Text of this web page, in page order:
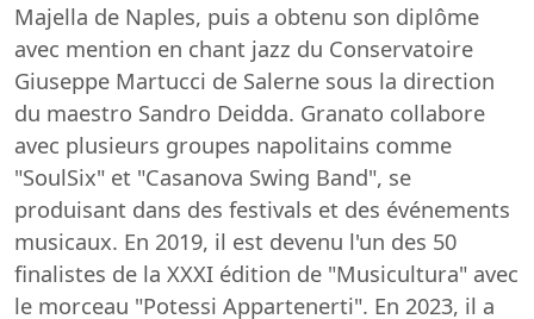
Majella de Naples, puis a obtenu son diplôme
avec mention en chant jazz du Conservatoire
Giuseppe Martucci de Salerne sous la direction
du maestro Sandro Deidda. Granato collabore
avec plusieurs groupes napolitains comme
"SoulSix" et "Casanova Swing Band", se
produisant dans des festivals et des événements
musicaux. En 2019, il est devenu l'un des 50
finalistes de la XXXI édition de "Musicultura" avec
le morceau "Potessi Appartenerti". En 2023, il a